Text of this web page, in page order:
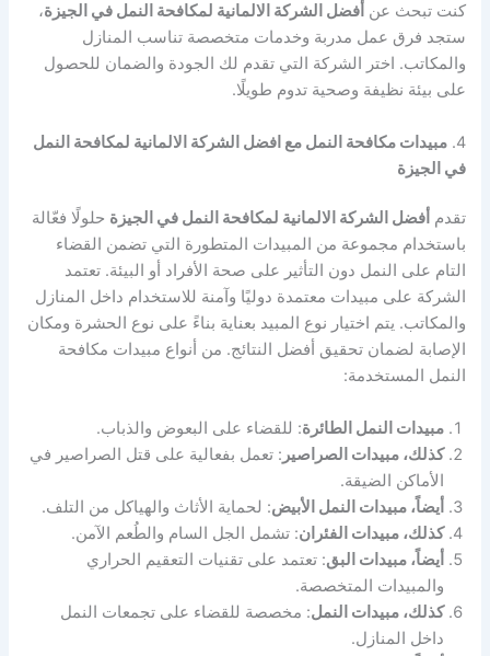
كنت تبحث عن أفضل الشركة الالمانية لمكافحة النمل في الجيزة،
ستجد فرق عمل مدربة وخدمات متخصصة تناسب المنازل
والمكاتب. اختر الشركة التي تقدم لك الجودة والضمان للحصول
على بيئة نظيفة وصحية تدوم طويلًا.
4. مبيدات مكافحة النمل مع افضل الشركة الالمانية لمكافحة النمل
في الجيزة
تقدم أفضل الشركة الالمانية لمكافحة النمل في الجيزة حلولًا فعّالة
باستخدام مجموعة من المبيدات المتطورة التي تضمن القضاء
التام على النمل دون التأثير على صحة الأفراد أو البيئة. تعتمد
الشركة على مبيدات معتمدة دوليًا وآمنة للاستخدام داخل المنازل
والمكاتب. يتم اختيار نوع المبيد بعناية بناءً على نوع الحشرة ومكان
الإصابة لضمان تحقيق أفضل النتائج. من أنواع مبيدات مكافحة
النمل المستخدمة:
مبيدات النمل الطائرة: للقضاء على البعوض والذباب.
كذلك، مبيدات الصراصير : تعمل بفعالية على قتل الصراصير في
الأماكن الضيقة.
أيضاً، مبيدات النمل الأبيض: لحماية الأثاث والهياكل من التلف.
كذلك، مبيدات الفئران: تشمل الجل السام والطُعم الآمن.
أيضاً، مبيدات البق: تعتمد على تقنيات التعقيم الحراري
والمبيدات المتخصصة.
كذلك، مبيدات النمل: مخصصة للقضاء على تجمعات النمل
داخل المنازل.